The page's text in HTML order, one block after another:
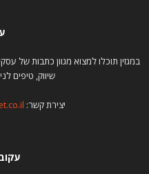
במגזין תוכלו למצוא מגוון כתבות של
שיווק, טיפים
יצירת קשר: